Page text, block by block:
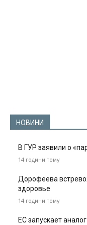
НОВИНИ
В ГУР заявили о
14 години тому
Дорофеева
здоровье
14 години тому
ЕС запускает